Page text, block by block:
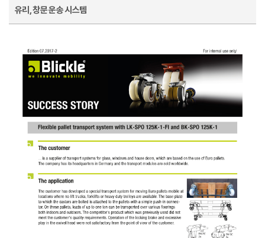
유리, 창문 운송 시스템